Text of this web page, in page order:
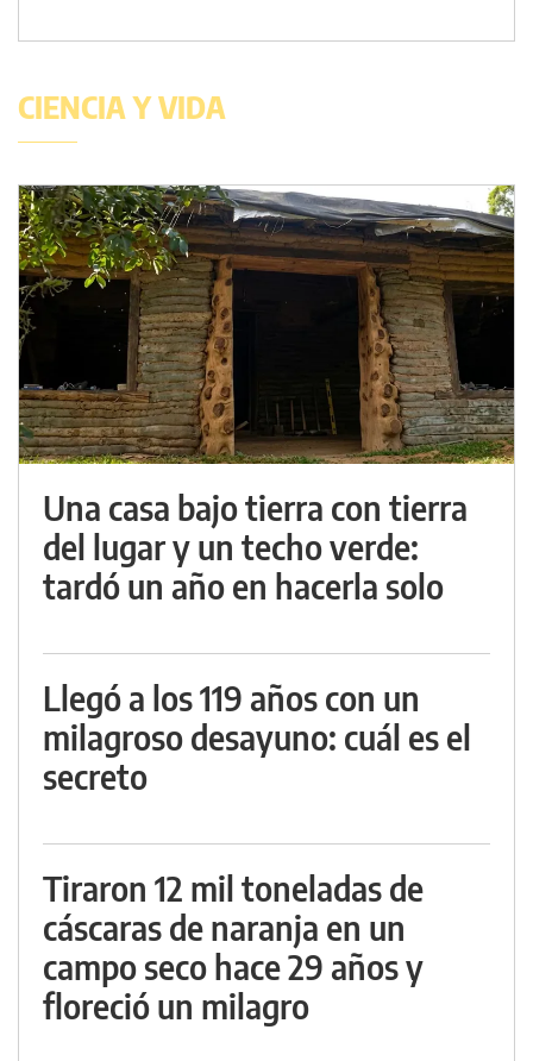
CIENCIA Y VIDA
Una casa bajo tierra con tierra
del lugar y un techo verde:
tardó un año en hacerla solo
Llegó a los 119 años con un
milagroso desayuno: cuál es el
secreto
Tiraron 12 mil toneladas de
cáscaras de naranja en un
campo seco hace 29 años y
floreció un milagro